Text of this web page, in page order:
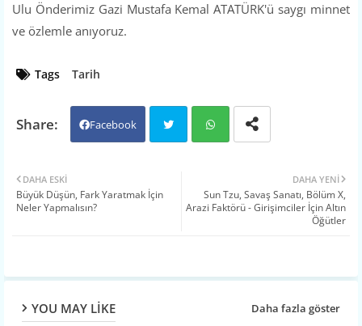
Ulu Önderimiz Gazi Mustafa Kemal ATATÜRK'ü saygı minnet
ve özlemle anıyoruz.
Tags Tarih
Facebook
ter atsa
DAHA YENI
Sun Tzu, Savaş Sanatı, Bölüm X,
Arazi Faktörü - Girişimciler İçin Altın
Öğütler
DAHA ESKI
Büyük Düşün, Fark Yaratmak İçin
Neler Yapmalısın?
YOU MAY LIKE Daha fazla göster